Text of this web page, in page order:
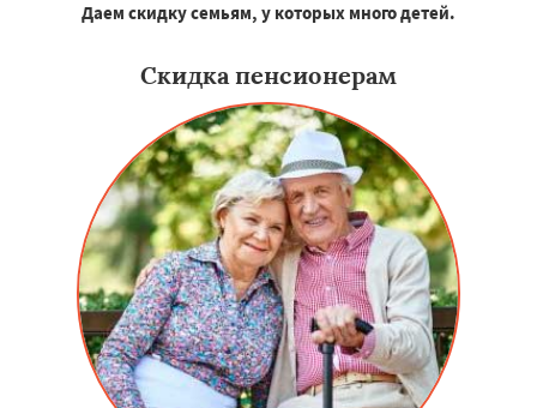
Даем скидку семьям, у которых много детей.
Скидка пенсионерам